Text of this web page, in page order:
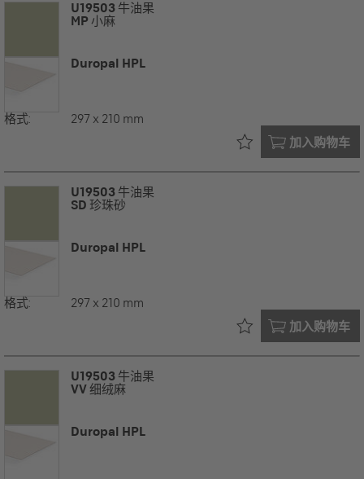
U19503 牛油果
MP 小麻
Duropal HPL
格式: 297 x 210 mm
加入购物车
已在您的
U19503 牛油果
SD 珍珠砂
Duropal HPL
格式: 297 x 210 mm
加入购物车
已在您的
U19503 牛油果
VV 细绒麻
Duropal HPL